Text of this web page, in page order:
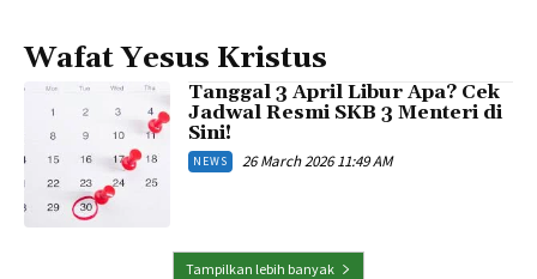
Wafat Yesus Kristus
Tanggal 3 April Libur Apa? Cek
Jadwal Resmi SKB 3 Menteri di
Sini!
NEWS 26 March 2026 11:49 AM
Tampilkan lebih banyak